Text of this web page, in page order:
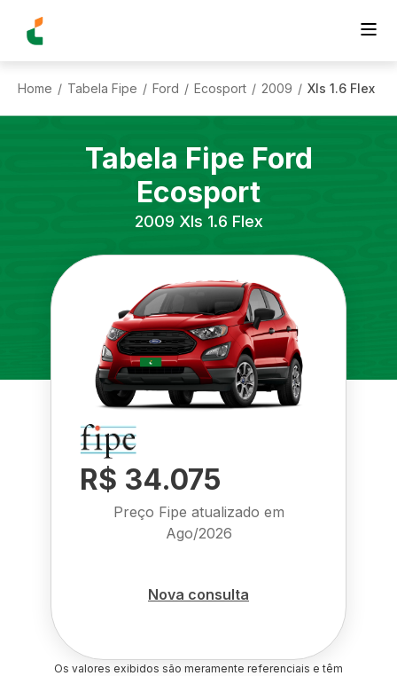
Home / Tabela Fipe / Ford / Ecosport / 2009 / Xls 1.6 Flex
Tabela Fipe Ford
Ecosport
2009 Xls 1.6 Flex
R$ 34.075
Preço Fipe atualizado em
Ago/2026
Nova consulta
Os valores exibidos são meramente referenciais e têm